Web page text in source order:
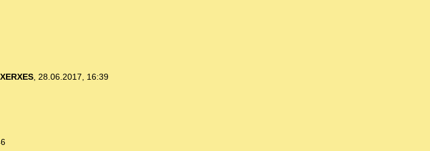
XERXES, 28.06.2017, 16:39